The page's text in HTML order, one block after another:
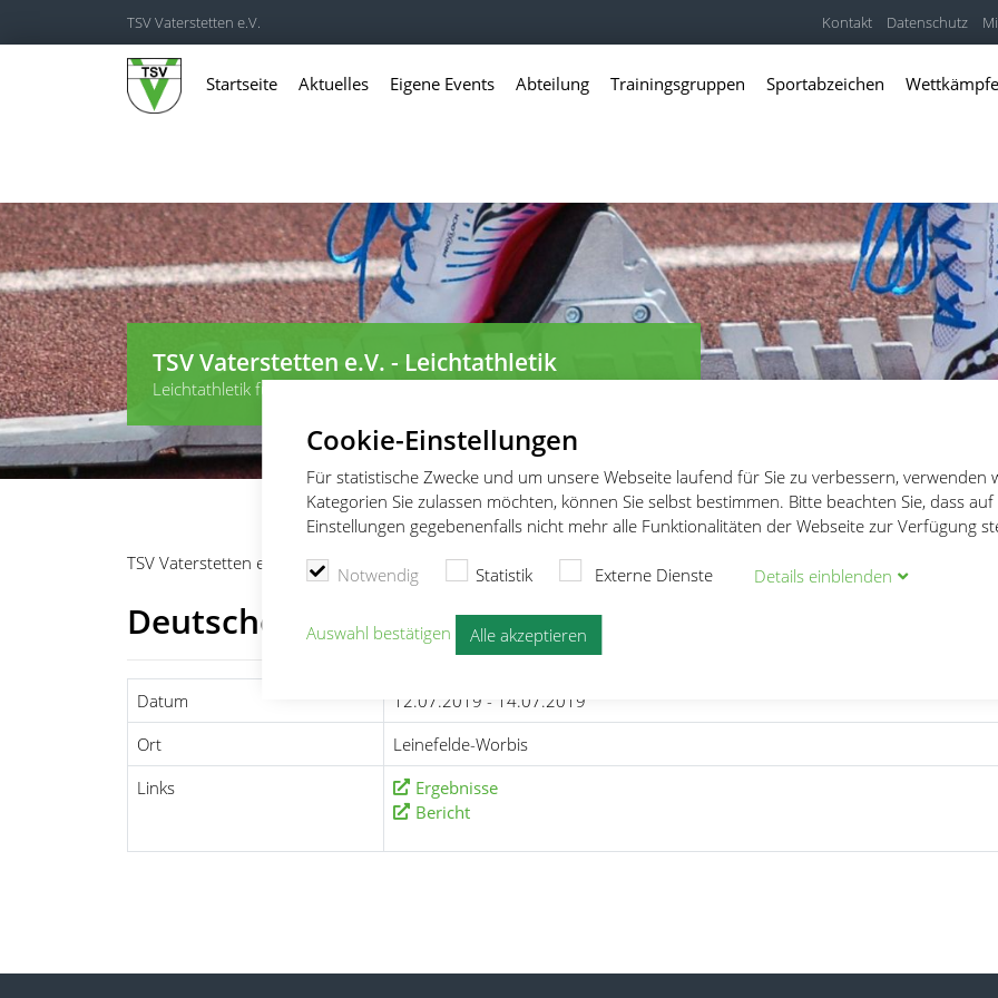
Cookie-Einstellungen
Für statistische Zwecke und um unsere Webseite laufend für Sie zu verbessern, verwenden
Kategorien Sie zulassen möchten, können Sie selbst bestimmen. Bitte beachten Sie, dass
Einstellungen gegebenenfalls nicht mehr alle Funktionalitäten der Webseite zur Verfügung
Notwendig Statistik Externe Dienste Details einblenden
Auswahl bestätigen Alle akzeptieren
TSV Vaterstetten e.V. Kontakt Datenschutz
Startseite Aktuelles Eigene Events Abteilung Trainingsgruppen Sportabzeichen Wettkämpfe
TSV Vaterstetten e.V. - Leichtathletik
Leichtathletik für Wettkämpfer, Leistungssportler und Freitzeitathleten
TSV Vaterstetten e.V. Leichtathletik Wettkämpfe Deutsche Senioren-Meisterschaft
Deutsche Senioren-Meisterschaft
Datum
12.07.2019 - 14.07.2019
Ort
Leinefelde-Worbis
Links
Ergebnisse
Bericht